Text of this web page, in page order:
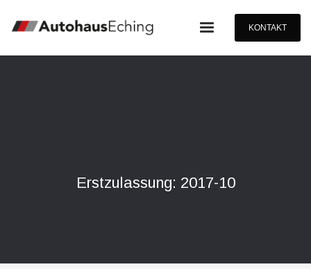
KONTAKT
Erstzulassung: 2017-10